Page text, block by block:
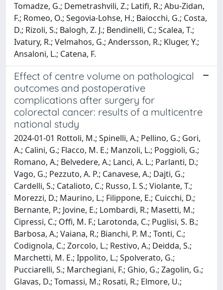
Tomadze, G.; Demetrashvili, Z.; Latifi, R.; Abu-Zidan,
F.; Romeo, O.; Segovia-Lohse, H.; Baiocchi, G.; Costa,
D.; Rizoli, S.; Balogh, Z. J.; Bendinelli, C.; Scalea, T.;
Ivatury, R.; Velmahos, G.; Andersson, R.; Kluger, Y.;
Ansaloni, L.; Catena, F.
Effect of centre volume on pathological
outcomes and postoperative
complications after surgery for
colorectal cancer: results of a multicentre
national study
2024-01-01 Rottoli, M.; Spinelli, A.; Pellino, G.; Gori,
A.; Calini, G.; Flacco, M. E.; Manzoli, L.; Poggioli, G.;
Romano, A.; Belvedere, A.; Lanci, A. L.; Parlanti, D.;
Vago, G.; Pezzuto, A. P.; Canavese, A.; Dajti, G.;
Cardelli, S.; Catalioto, C.; Russo, I. S.; Violante, T.;
Morezzi, D.; Maurino, L.; Filippone, E.; Cuicchi, D.;
Bernante, P.; Jovine, E.; Lombardi, R.; Masetti, M.;
Cipressi, C.; Offi, M. F.; Larotonda, C.; Puglisi, S. B.;
Barbosa, A.; Vaiana, R.; Bianchi, P. M.; Tonti, C.;
Codignola, C.; Zorcolo, L.; Restivo, A.; Deidda, S.;
Marchetti, M. E.; Ippolito, L.; Spolverato, G.;
Pucciarelli, S.; Marchegiani, F.; Ghio, G.; Zagolin, G.;
Glavas, D.; Tomassi, M.; Rosati, R.; Elmore, U.;